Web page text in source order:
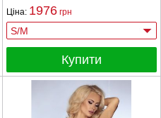
Ціна: 1976 грн
Купити